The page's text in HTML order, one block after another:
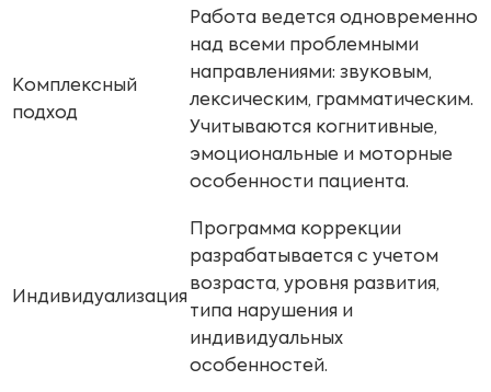
Комплексный
подход
Работа ведется одновременно
над всеми проблемными
направлениями: звуковым,
лексическим, грамматическим.
Учитываются когнитивные,
эмоциональные и моторные
особенности пациента.
Индивидуализация
Программа коррекции
разрабатывается с учетом
возраста, уровня развития,
типа нарушения и
индивидуальных
особенностей.